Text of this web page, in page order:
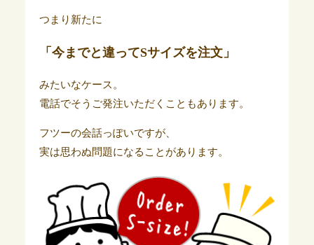
つまり新たに
「今までと違ってSサイズを注文」
みたいなケース。
電話でそうご発注いただくこともあります。
フツーの会話っぽいですが、
実は思わぬ問題になることがあります。